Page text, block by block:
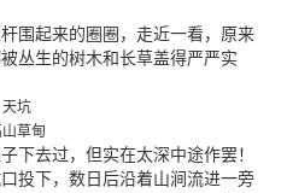
围起来的圈圈，走近一看，原来
丛生的树木和长草盖得严严实
天坑
山草甸
下去过，但实在太深中途作罢！
投下，数日后沿着山涧流进一旁